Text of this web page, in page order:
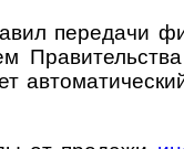
передачи